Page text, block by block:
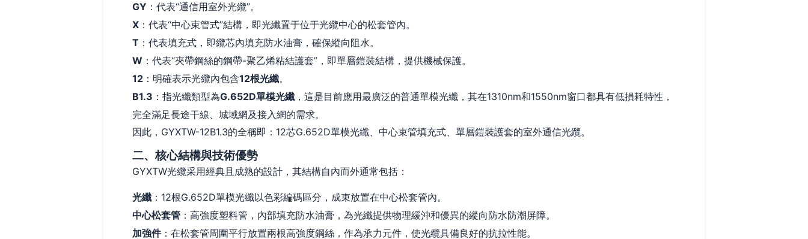
GY ：代表“通信用室外光纜”。
X ：代表“中心束管式”結構，即光纖置于位于光纜中心的松套管內。
T ：代表填充式，即纜芯內填充防水油膏，確保縱向阻水。
W ：代表“夾帶鋼絲的鋼帶-聚乙烯粘結護套”，即單層鎧裝結構，提供機械保護。
12 ：明確表示光纜內包含12根光纖。
B1.3 ：指光纖類型為G.652D單模光纖 ，這是目前應用最廣泛的普通單模光纖，其在1310nm和1550nm窗口都具有低損耗特性，
完全滿足長途干線、城域網及接入網的需求。
因此，GYXTW-12B1.3的全稱即：12芯G.652D單模光纖、中心束管填充式、單層鎧裝護套的室外通信光纜。
二、核心結構與技術優勢
GYXTW光纜采用經典且成熟的設計，其結構自內而外通常包括：
光纖 ：12根G.652D單模光纖以色彩編碼區分，成束放置在中心松套管內。
中心松套管 ：高強度塑料管，內部填充防水油膏，為光纖提供物理緩沖和優異的縱向防水防潮屏障。
加強件：在松套管周圍平行放置兩根高強度鋼絲，作為承力元件，使光纜具備良好的抗拉性能。